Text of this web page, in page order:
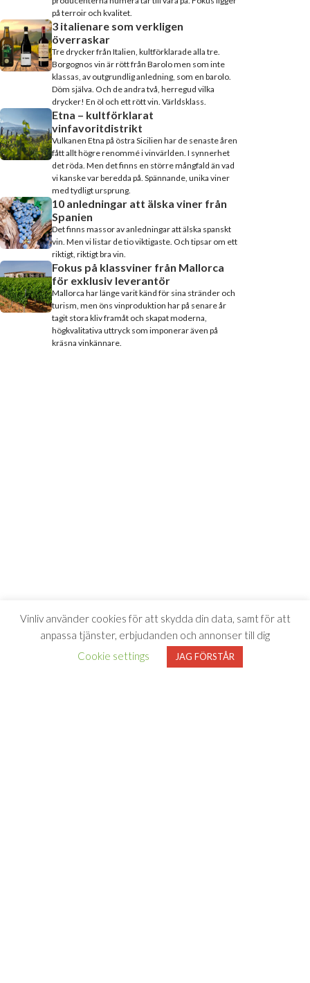
på terroir och kvalitet.
3 italienare som verkligen
överraskar
Tre drycker från Italien, kultförklarade alla tre.
Borgognos vin är rött från Barolo men som inte
klassas, av outgrundlig anledning, som en barolo.
Döm själva. Och de andra två, herregud vilka
drycker! En öl och ett rött vin. Världsklass.
Etna – kultförklarat
vinfavoritdistrikt
Vulkanen Etna på östra Sicilien har de senaste åren
fått allt högre renommé i vinvärlden. I synnerhet
det röda. Men det finns en större mångfald än vad
vi kanske var beredda på. Spännande, unika viner
med tydligt ursprung.
10 anledningar att älska viner från
Spanien
Det finns massor av anledningar att älska spanskt
vin. Men vi listar de tio viktigaste. Och tipsar om ett
riktigt, riktigt bra vin.
Fokus på klassviner från Mallorca
för exklusiv leverantör
Mallorca har länge varit känd för sina stränder och
turism, men öns vinproduktion har på senare år
tagit stora kliv framåt och skapat moderna,
högkvalitativa uttryck som imponerar även på
kräsna vinkännare.
Vinliv använder cookies för att skydda din data, samt för att
anpassa tjänster, erbjudanden och annonser till dig
Cookie settings
JAG FÖRSTÅR